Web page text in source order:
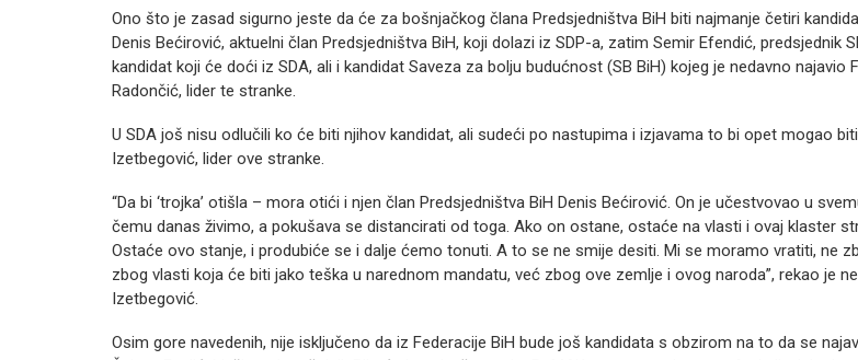
Ono što je zasad sigurno jeste da će za bošnjačkog člana Predsjedništva BiH biti najmanje četiri
Denis Bećirović, aktuelni član Predsjedništva BiH, koji dolazi iz SDP-a, zatim Semir Efendić, predsjednik
kandidat koji će doći iz SDA, ali i kandidat Saveza za bolju budućnost (SB BiH) kojeg je nedavno najavio
Radončić, lider te stranke.
U SDA još nisu odlučili ko će biti njihov kandidat, ali sudeći po nastupima i izjavama to bi opet mogao
Izetbegović, lider ove stranke.
“Da bi ‘trojka’ otišla – mora otići i njen član Predsjedništva BiH Denis Bećirović. On je učestvovao u
čemu danas živimo, a pokušava se distancirati od toga. Ako on ostane, ostaće na vlasti i ovaj klaster
Ostaće ovo stanje, i produbiće se i dalje ćemo tonuti. A to se ne smije desiti. Mi se moramo vratiti, ne
zbog vlasti koja će biti jako teška u narednom mandatu, već zbog ove zemlje i ovog naroda”, rekao je
Izetbegović.
Osim gore navedenih, nije isključeno da iz Federacije BiH bude još kandidata s obzirom na to da se